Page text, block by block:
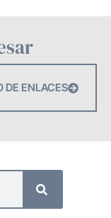
DE ENLACES